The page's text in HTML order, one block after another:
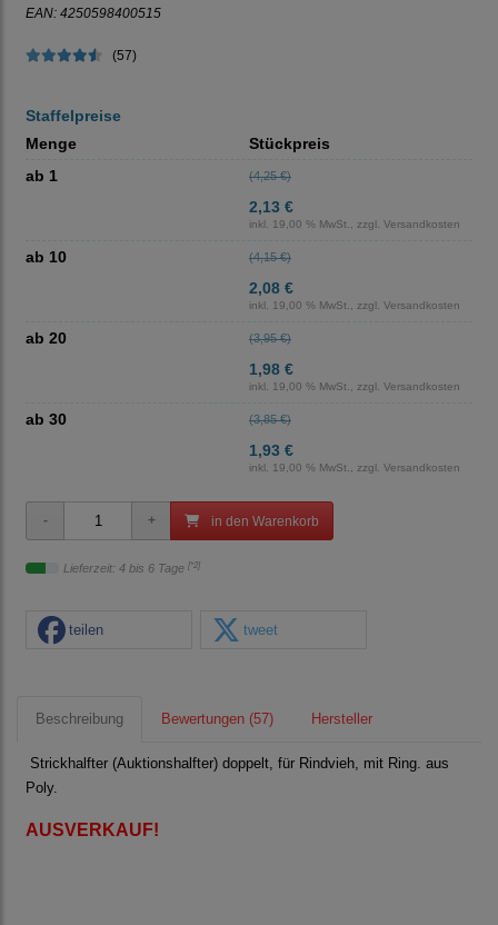
EAN: 4250598400515
(57)
Staffelpreise
Menge
Stückpreis
ab 1
(4,25 €)
2,13 €
inkl. 19,00 % MwSt., zzgl. Versandkosten
ab 10 (4,15 €)
2,08 €
inkl. 19,00 % MwSt., zzgl. Versandkosten
ab 20 (3,95 €)
1,98 €
inkl. 19,00 % MwSt., zzgl. Versandkosten
ab 30 (3,85 €)
1,93 €
inkl. 19,00 % MwSt., zzgl. Versandkosten
in den Warenkorb
Lieferzeit: 4 bis 6 Tage [*2]
teilen tweet
Beschreibung Bewertungen (57) Hersteller
Strickhalfter (Auktionshalfter) doppelt, für Rindvieh, mit Ring. aus
Poly.
AUSVERKAUF!